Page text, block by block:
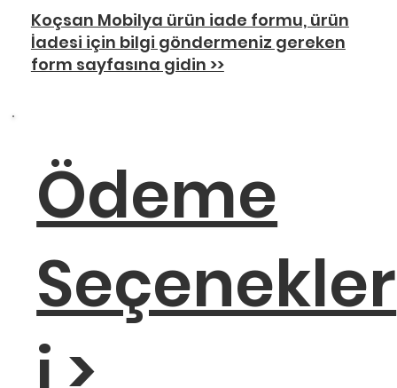
Koçsan Mobilya ürün iade formu, ürün
İadesi için bilgi göndermeniz gereken
form sayfasına gidin >>
Ödeme
Seçenekler